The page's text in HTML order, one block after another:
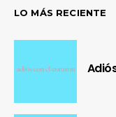
LO MÁS RECIENTE